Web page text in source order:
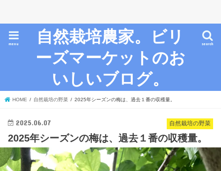
自然栽培農家。ビリ
ーズマーケットのお
いしいブログ。
search
menu
HOME 自然栽培の野菜 2025年シーズンの梅は、過去１番の収穫量。
自然栽培の野菜
2025.06.07
2025年シーズンの梅は、過去１番の収穫量。